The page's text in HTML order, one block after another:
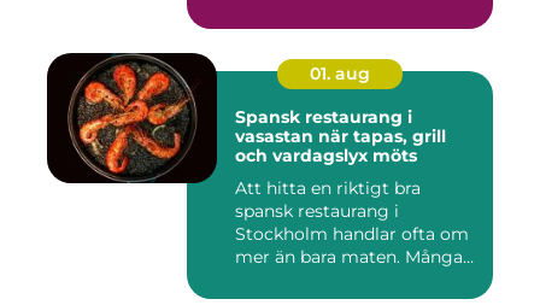
01. aug
Spansk restaurang i
vasastan när tapas, grill
och vardagslyx möts
Att hitta en riktigt bra
spansk restaurang i
Stockholm handlar ofta om
mer än bara maten. Många